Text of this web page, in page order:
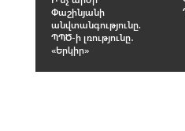
Փաշինյանի
անվտանգությունը.
ՊՊԾ-ի լռությունը․
«Երկիր»